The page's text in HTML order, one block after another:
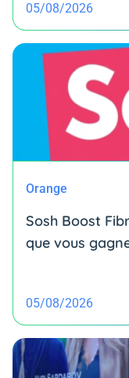
05/08/2026
Orange
Sosh Boost
que vous
05/08/2026